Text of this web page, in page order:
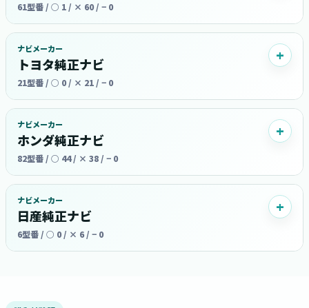
61型番 / ○ 1 / × 60 / − 0
ナビメーカー
トヨタ純正ナビ
21型番 / ○ 0 / × 21 / − 0
ナビメーカー
ホンダ純正ナビ
82型番 / ○ 44 / × 38 / − 0
ナビメーカー
日産純正ナビ
6型番 / ○ 0 / × 6 / − 0